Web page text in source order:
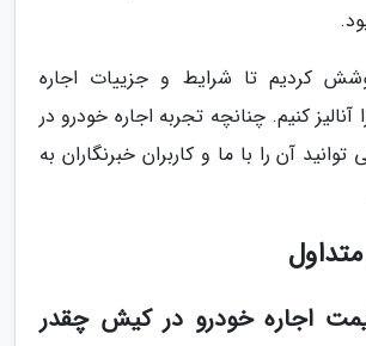
کردیم تا شرایط و جزییات اجاره
کنیم. چنانچه تجربه اجاره خودرو در
آن را با ما و کاربران خبرنگاران به
اجاره خودرو در کیش چقدر